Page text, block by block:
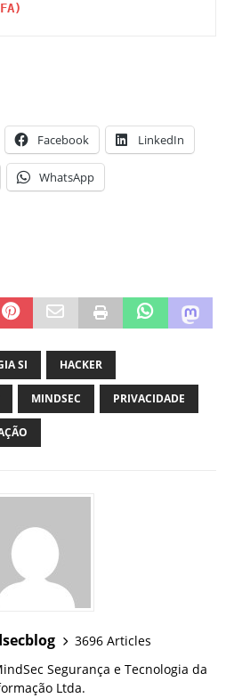
Facebook LinkedIn
WhatsApp
SI HACKER
MINDSEC PRIVACIDADE
3696 Articles
Segurança e Tecnologia da
Ltda.